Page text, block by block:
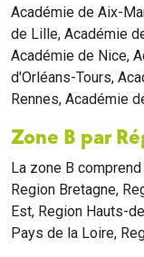
Académie de Aix-
de Lille, Académie
Académie de Nice,
d'Orléans-Tours,
Rennes, Académie
Zone B par
La zone B
Region Bretagne,
Est, Region Hauts-
Pays de la Loire,